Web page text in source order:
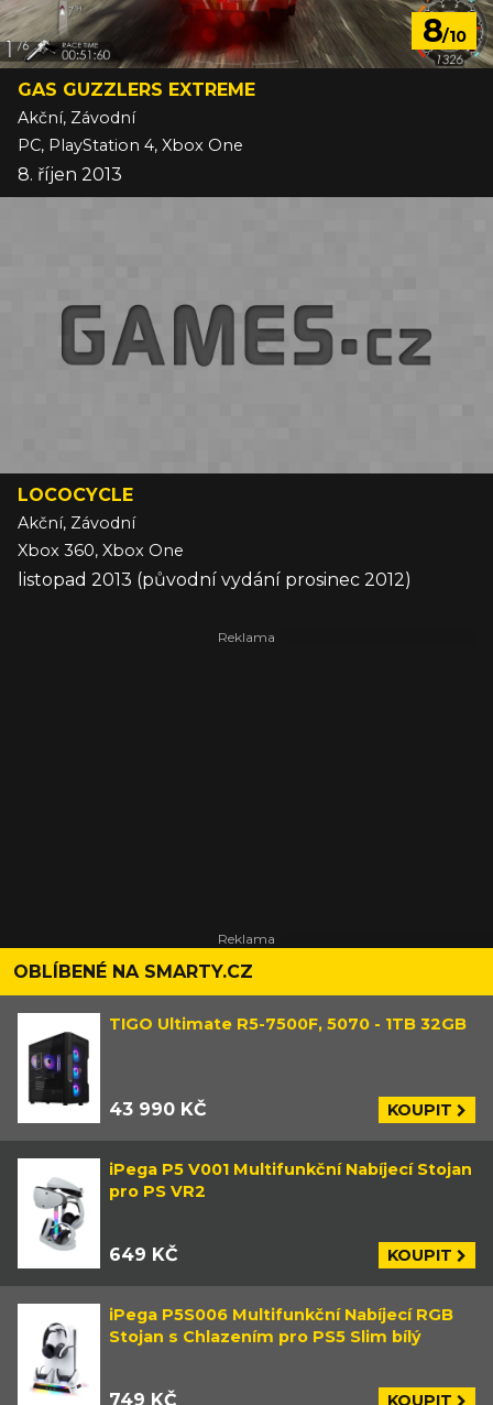
8/10
GAS GUZZLERS EXTREME
Akční, Závodní
PC, PlayStation 4, Xbox One
8. říjen 2013
LOCOCYCLE
Akční, Závodní
Xbox 360, Xbox One
listopad 2013 (původní vydání prosinec 2012)
OBLÍBENÉ NA SMARTY.CZ
TIGO Ultimate R5-7500F, 5070 - 1TB 32GB
43 990 KČ KOUPIT
iPega P5 V001 Multifunkční Nabíjecí Stojan
pro PS VR2
649 KČ KOUPIT
iPega P5S006 Multifunkční Nabíjecí RGB
Stojan s Chlazením pro PS5 Slim bílý
749 KČ KOUPIT